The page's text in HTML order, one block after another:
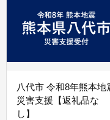
八代市 令和8年熊本地
災害支援【返礼品な
し】